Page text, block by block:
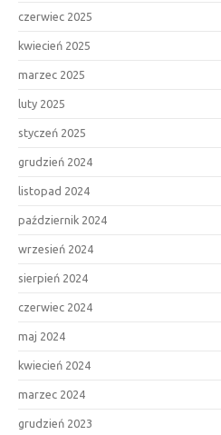
czerwiec 2025
kwiecień 2025
marzec 2025
luty 2025
styczeń 2025
grudzień 2024
listopad 2024
październik 2024
wrzesień 2024
sierpień 2024
czerwiec 2024
maj 2024
kwiecień 2024
marzec 2024
grudzień 2023